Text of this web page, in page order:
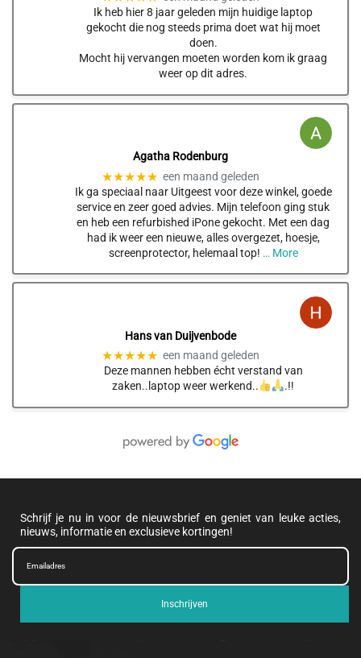
Ik heb hier 8 jaar geleden mijn huidige laptop
gekocht die nog steeds prima doet wat hij moet
doen.
Mocht hij vervangen moeten worden kom ik graag
weer op dit adres.
Agatha Rodenburg
★★★★★ een maand geleden
Ik ga speciaal naar Uitgeest voor deze winkel, goede
service en zeer goed advies. Mijn telefoon ging stuk
en heb een refurbished iPone gekocht. Met een dag
had ik weer een nieuwe, alles overgezet, hoesje,
screenprotector, helemaal top! … More
Hans van Duijvenbode
★★★★★ een maand geleden
Deze mannen hebben écht verstand van
zaken..laptop weer werkend..
.!!
Schrijf je nu in voor de nieuwsbrief en geniet van leuke acties,
nieuws, informatie en exclusieve kortingen!
Inschrijven